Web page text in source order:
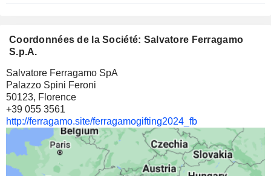
Coordonnées de la Société: Salvatore Ferragamo
S.p.A.
Salvatore Ferragamo SpA
Palazzo Spini Feroni
50123, Florence
+39 055 3561
http://ferragamo.site/ferragamogifting2024_fb